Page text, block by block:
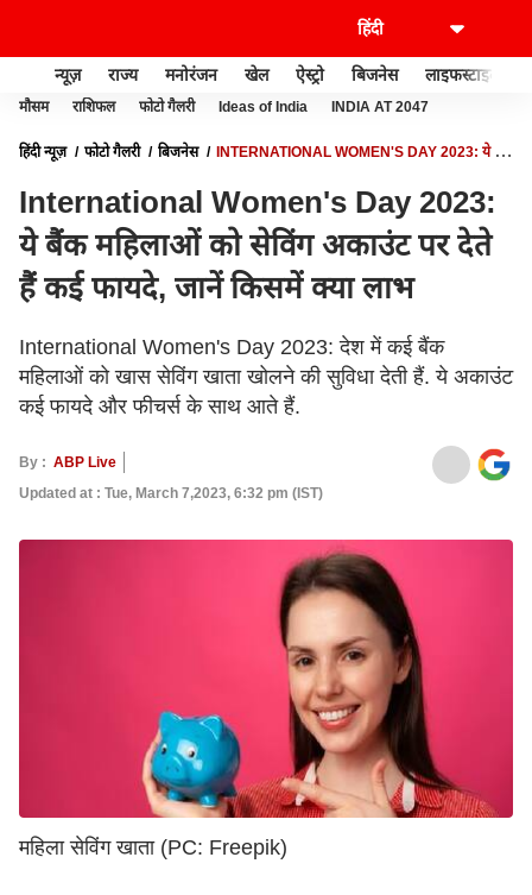
न्यूज़ राज्य मनोरंजन खेल ऐस्ट्रो बिजनेस लाइफस्टाइल
मौसम राशिफल फोटो गैलरी Ideas of India INDIA AT 2047
हिंदी न्यूज़ फोटो गैलरी बिजनेस
INTERNATIONAL WOMEN'S DAY 2023: ये बैंक
International Women's Day 2023:
ये बैंक महिलाओं को सेविंग अकाउंट पर देते
हैं कई फायदे, जानें किसमें क्या लाभ
International Women's Day 2023: देश में कई बैंक
महिलाओं को खास सेविंग खाता खोलने की सुविधा देती हैं. ये अकाउंट
कई फायदे और फीचर्स के साथ आते हैं.
By : ABP Live
Updated at : Tue, March 7,2023, 6:32 pm (IST)
महिला सेविंग खाता (PC: Freepik)